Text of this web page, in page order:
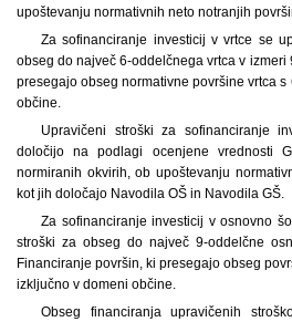
upoštevanju normativnih neto notranjih
Za sofinanciranje investicij v vrtce se
obseg do največ 6-oddelčnega vrtca v izmeri
presegajo obseg normativne površine vrtca
občine.
Upravičeni stroški za sofinanciranje
določijo na podlagi ocenjene vrednosti
normiranih okvirih, ob upoštevanju
kot jih določajo Navodila OŠ in Navodila GŠ.
Za sofinanciranje investicij v osnovno
stroški za obseg do največ 9-oddelčne
Financiranje površin, ki presegajo obseg
izključno v domeni občine.
Obseg financiranja upravičenih